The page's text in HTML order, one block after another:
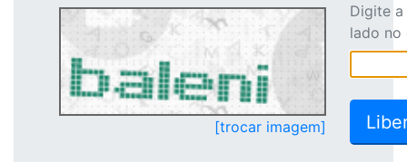
[trocar imagem]
Digite
lado no